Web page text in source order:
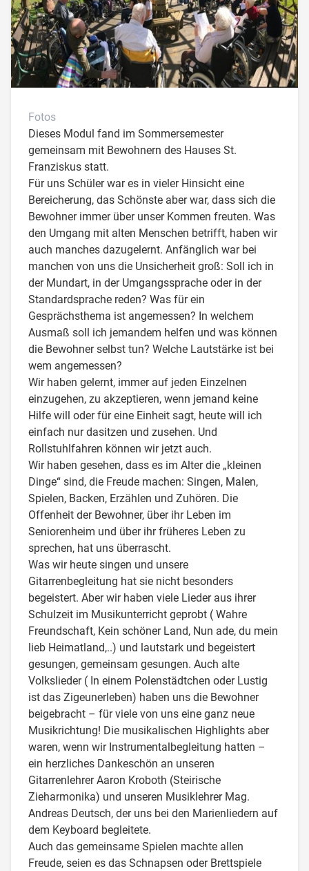
Fotos
Dieses Modul fand im Sommersemester
gemeinsam mit Bewohnern des Hauses St.
Franziskus statt.
Für uns Schüler war es in vieler Hinsicht eine
Bereicherung, das Schönste aber war, dass sich die
Bewohner immer über unser Kommen freuten. Was
den Umgang mit alten Menschen betrifft, haben wir
auch manches dazugelernt. Anfänglich war bei
manchen von uns die Unsicherheit groß: Soll ich in
der Mundart, in der Umgangssprache oder in der
Standardsprache reden? Was für ein
Gesprächsthema ist angemessen? In welchem
Ausmaß soll ich jemandem helfen und was können
die Bewohner selbst tun? Welche Lautstärke ist bei
wem angemessen?
Wir haben gelernt, immer auf jeden Einzelnen
einzugehen, zu akzeptieren, wenn jemand keine
Hilfe will oder für eine Einheit sagt, heute will ich
einfach nur dasitzen und zusehen. Und
Rollstuhlfahren können wir jetzt auch.
Wir haben gesehen, dass es im Alter die „kleinen
Dinge“ sind, die Freude machen: Singen, Malen,
Spielen, Backen, Erzählen und Zuhören. Die
Offenheit der Bewohner, über ihr Leben im
Seniorenheim und über ihr früheres Leben zu
sprechen, hat uns überrascht.
Was wir heute singen und unsere
Gitarrenbegleitung hat sie nicht besonders
begeistert. Aber wir haben viele Lieder aus ihrer
Schulzeit im Musikunterricht geprobt ( Wahre
Freundschaft, Kein schöner Land, Nun ade, du mein
lieb Heimatland,..) und lautstark und begeistert
gesungen, gemeinsam gesungen. Auch alte
Volkslieder ( In einem Polenstädtchen oder Lustig
ist das Zigeunerleben) haben uns die Bewohner
beigebracht – für viele von uns eine ganz neue
Musikrichtung! Die musikalischen Highlights aber
waren, wenn wir Instrumentalbegleitung hatten –
ein herzliches Dankeschön an unseren
Gitarrenlehrer Aaron Kroboth (Steirische
Zieharmonika) und unseren Musiklehrer Mag.
Andreas Deutsch, der uns bei den Marienliedern auf
dem Keyboard begleitete.
Auch das gemeinsame Spielen machte allen
Freude, seien es das Schnapsen oder Brettspiele